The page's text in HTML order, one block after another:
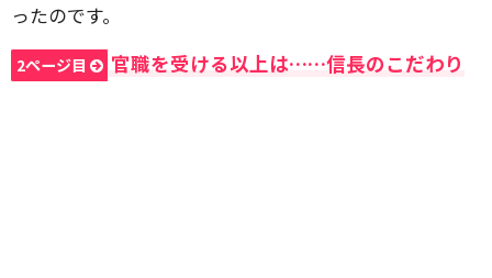
ったのです。
2ページ目 官職を受ける以上は……信長のこだわり